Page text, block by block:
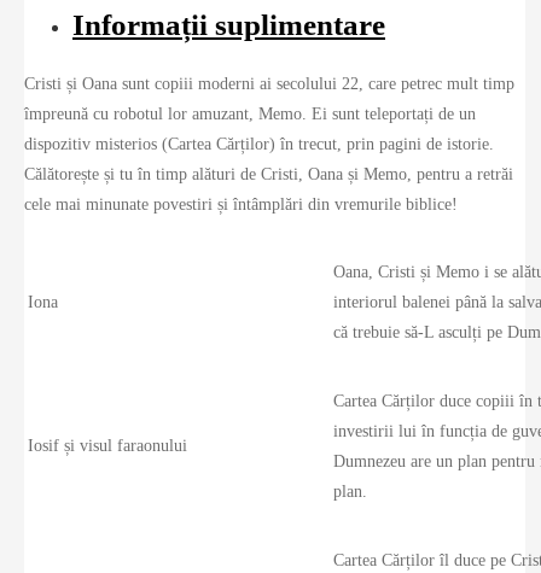
Informații suplimentare
Cristi și Oana sunt copiii moderni ai secolului 22, care petrec mult timp
împreună cu robotul lor amuzant, Memo. Ei sunt teleportați de un
dispozitiv misterios (Cartea Cărților) în trecut, prin pagini de istorie.
Călătorește și tu în timp alături de Cristi, Oana și Memo, pentru a retrăi
cele mai minunate povestiri și întâmplări din vremurile biblice!
Iona
Oana, Cristi și Memo i se
interiorul balenei până la
că trebuie să-L asculți pe
Iosif și visul faraonului
Cartea Cărților duce copiii
investirii lui în funcția de
Dumnezeu are un plan
plan.
Cartea Cărților îl duce pe